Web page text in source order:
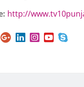
http://